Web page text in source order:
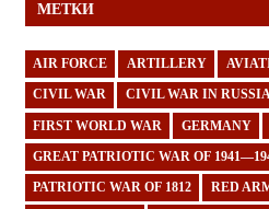
МЕТКИ
AIR FORCE ARTILLERY
CIVIL WAR CIVIL WAR IN
FIRST WORLD WAR GERMANY
GREAT PATRIOTIC WAR OF
PATRIOTIC WAR OF 1812 RED